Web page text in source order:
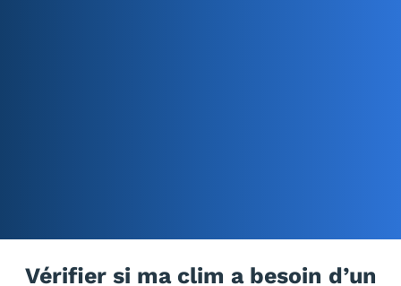
Vérifier si ma clim a besoin d’un